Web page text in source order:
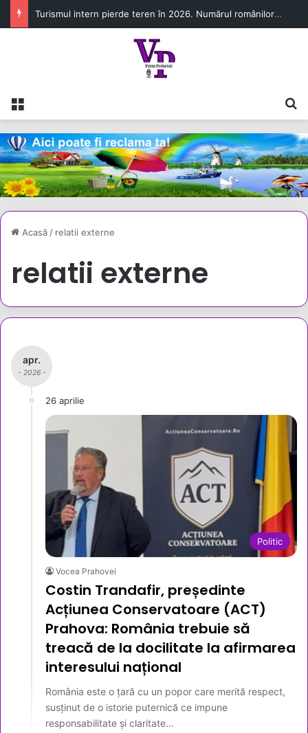
Turismul intern pierde teren în 2026. Numărul românilor cazați în unitățile turistice a scăzut cu 6,8% în primul semestru
Meniu
Acasă/ relatii externe
relatii externe
apr.
- 2026 -
26 aprilie
Politic
Vocea Prahovei
Costin Trandafir, președinte
Acțiunea Conservatoare (ACT)
Prahova: România trebuie să
treacă de la docilitate la afirmarea
interesului național
România este o țară cu un popor care merită respect,
susținut de o istorie puternică ce impune
responsabilitate și claritate…